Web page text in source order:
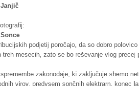
Janjič
podjetij poročajo, da so dobro
treh mesecih, zato se bo reševanje vlog
zakonodaje, ki zaključuje shemo
virov, predvsem sončnih elektrarn, konec